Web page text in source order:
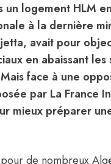
un logement HLM
à la dernière
avait pour
en abaissant
face à une
par La France
mieux préparer
de nombreux